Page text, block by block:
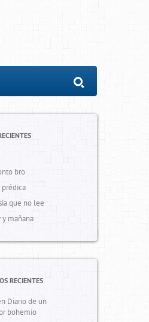
bro
que no lee
y mañana
RECIENTES
Diario de un
bohemio